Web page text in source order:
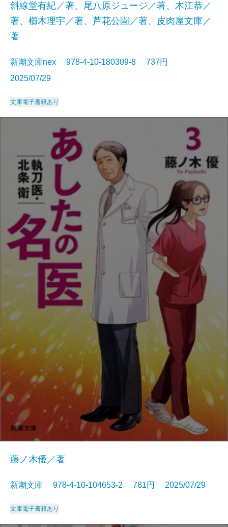
斜線堂有紀／著、尾八原ジュージ／著、木江恭／
著、櫛木理宇／著、芦花公園／著、皮肉屋文庫／
著
新潮文庫nex 978-4-10-180309-8 737円
2025/07/29
文庫電子書籍あり
藤ノ木優／著
新潮文庫 978-4-10-104653-2 781円 2025/07/29
文庫電子書籍あり